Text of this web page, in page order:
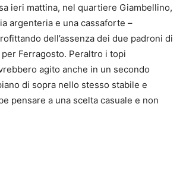
ieri mattina, nel quartiere Giambellino,
argenteria e una cassaforte –
dell’assenza dei due padroni di
Ferragosto. Peraltro i topi
agito anche in un secondo
di sopra nello stesso stabile e
pensare a una scelta casuale e non